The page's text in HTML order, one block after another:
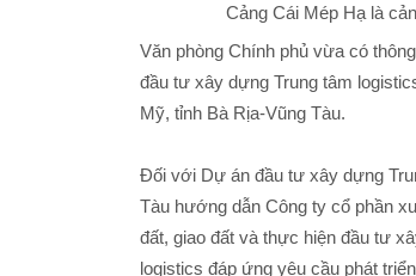
Cảng Cái Mép Hạ là
Văn phòng Chính phủ vừa có
đầu tư xây dựng Trung tâm
Mỹ, tỉnh Bà Rịa-Vũng Tàu.
Đối với Dự án đầu tư xây dựng
Tàu hướng dẫn Công ty cổ phần
đất, giao đất và thực hiện đầu tư
logistics đáp ứng yêu cầu phát